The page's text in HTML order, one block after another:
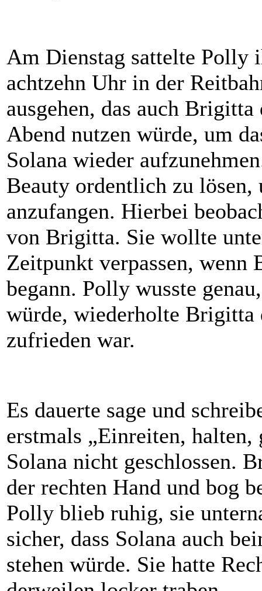
Am Dienstag sattelte Polly
achtzehn Uhr in der
ausgehen, das auch
Abend nutzen würde, um
Solana wieder
Beauty ordentlich zu
anzufangen. Hierbei
von Brigitta. Sie wollte
Zeitpunkt verpassen, wenn
begann. Polly wusste
würde, wiederholte Brigitta
zufrieden war.
Es dauerte sage und
erstmals „Einreiten,
Solana nicht geschlossen.
der rechten Hand und bog
Polly blieb ruhig, sie
sicher, dass Solana auch
stehen würde. Sie hatte